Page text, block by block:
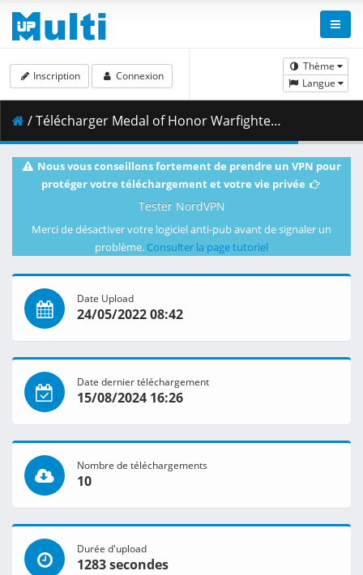
Thème
Langue
Inscription Connexion
/ Télécharger Medal of Honor Warfighter [WillyPro].7z.014 ( 500.00 MB )
Nous vous conseillons fortement de prendre un VPN pour
protéger votre téléchargement et votre vie privée
Tester NordVPN
Merci de désactiver votre logiciel anti-pub avant de signaler un
problème. Consulter la page tutoriel
Date Upload
24/05/2022 08:42
Date dernier téléchargement
15/08/2024 16:26
Nombre de téléchargements
10
Durée d'upload
1283 secondes